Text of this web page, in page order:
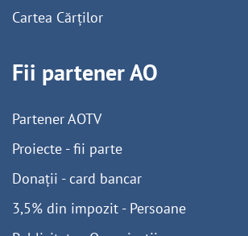
Cartea Cărților
Fii partener AO
Partener AOTV
Proiecte - fii parte
Donații - card bancar
3,5% din impozit - Persoane